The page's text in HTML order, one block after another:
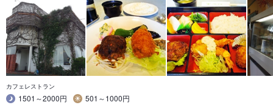
カフェレストラン
1501～2000円
501～1000円